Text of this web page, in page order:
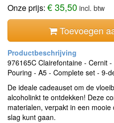
Onze prijs: € 35,50incl. btw
Toevoegen
976165C Clairefontaine - Cernit
Pouring - A5 - Complete set - 9-
De ideale cadeauset om de
alcoholinkt te ontdekken! Deze
materialen, verpakt in een
slag kunt gaan.